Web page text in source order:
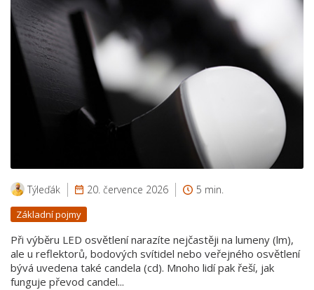
Týleďák 20. července 2026 5 min.
Základní pojmy
Při výběru LED osvětlení narazíte nejčastěji na lumeny (lm),
ale u reflektorů, bodových svítidel nebo veřejného osvětlení
bývá uvedena také candela (cd). Mnoho lidí pak řeší, jak
funguje převod candel...